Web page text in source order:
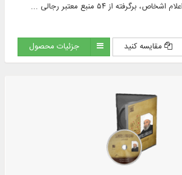
مقایسه کنید جزئیات محصول